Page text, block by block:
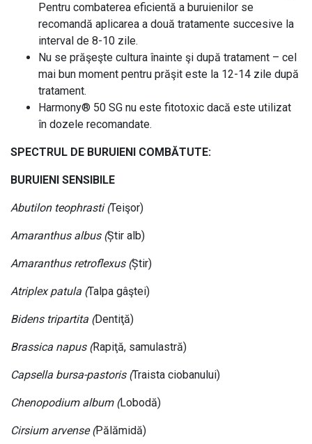
Pentru combaterea eficientă a buruienilor se
recomandă aplicarea a două tratamente succesive la
interval de 8-10 zile.
Nu se prăşeşte cultura înainte şi după tratament – cel
mai bun moment pentru prăşit este la 12-14 zile după
tratament.
Harmony® 50 SG nu este fitotoxic dacă este utilizat
în dozele recomandate.
SPECTRUL DE BURUIENI COMBĂTUTE:
BURUIENI SENSIBILE
Abutilon teophrasti (Teişor)
Amaranthus albus (Știr alb)
Amaranthus retroflexus (Știr)
Atriplex patula (Talpa gâştei)
Bidens tripartita (Dentiţă)
Brassica napus (Rapiţă, samulastră)
Capsella bursa-pastoris (Traista ciobanului)
Chenopodium album (Lobodă)
Cirsium arvense (Pălămidă)